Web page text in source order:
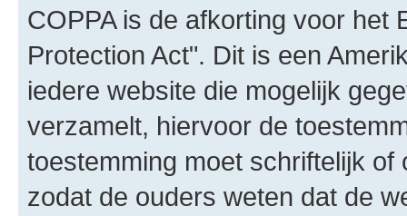
COPPA is de afkorting voor het
Protection Act". Dit is een
iedere website die mogelijk
verzamelt, hiervoor de
toestemming moet schriftelijk
zodat de ouders weten dat de